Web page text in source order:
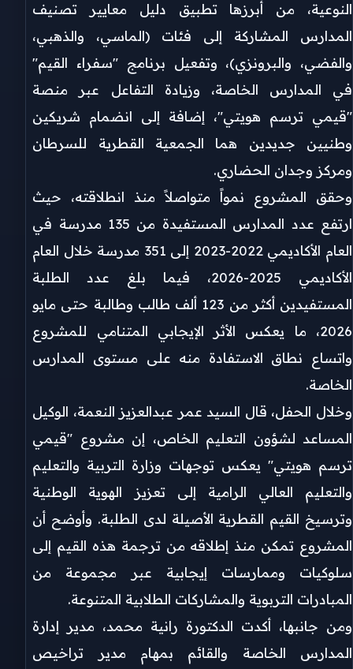
النوعية، من أبرزها تطبيق دليل معايير تصنيف
المدارس المشاركة إلى فئات (الماسي، والذهبي،
والفضي، والبرونزي)، وتفعيل برنامج "سفراء القيم"
في المدارس الخاصة، وزيادة التفاعل عبر منصة
"قيمي ترسم هويتي"، إضافة إلى انضمام شريكين
وطنيين جديدين هما الجمعية القطرية للسرطان
ومركز وجدان الحضاري.
وحقق المشروع نمواً متواصلاً منذ انطلاقته، حيث
ارتفع عدد المدارس المستفيدة من 135 مدرسة في
العام الأكاديمي 2022-2023 إلى 351 مدرسة خلال العام
الأكاديمي 2025-2026، فيما بلغ عدد الطلبة
المستفيدين أكثر من 123 ألف طالب وطالبة حتى مايو
2026، ما يعكس الأثر الإيجابي المتنامي للمشروع
واتساع نطاق الاستفادة منه على مستوى المدارس
الخاصة.
وخلال الحفل، قال السيد عمر عبدالعزيز النعمة، الوكيل
المساعد لشؤون التعليم الخاص، إن مشروع "قيمي
ترسم هويتي" يعكس توجهات وزارة التربية والتعليم
والتعليم العالي الرامية إلى تعزيز الهوية الوطنية
وترسيخ القيم القطرية الأصيلة لدى الطلبة. وأوضح أن
المشروع تمكن منذ إطلاقه من ترجمة هذه القيم إلى
سلوكيات وممارسات إيجابية عبر مجموعة من
المبادرات التربوية والمشاركات الطلابية المتنوعة.
ومن جانبها، أكدت الدكتورة رانية محمد، مدير إدارة
المدارس الخاصة والقائم بمهام مدير تراخيص